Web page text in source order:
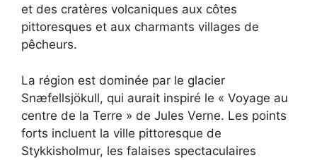
et des cratères volcaniques aux côtes
pittoresques et aux charmants villages de
pêcheurs.
La région est dominée par le glacier
Snæfellsjökull, qui aurait inspiré le « Voyage au
centre de la Terre » de Jules Verne. Les points
forts incluent la ville pittoresque de
Stykkisholmur, les falaises spectaculaires